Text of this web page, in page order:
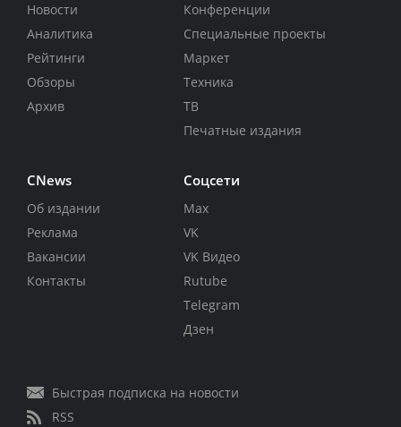
Новости
Аналитика
Рейтинги
Обзоры
Архив
Конференции
Специальные проекты
Маркет
Техника
ТВ
Печатные издания
CNews
Об издании
Реклама
Вакансии
Контакты
Соцсети
Max
VK
VK Видео
Rutube
Telegram
Дзен
Быстрая подписка на новости
RSS